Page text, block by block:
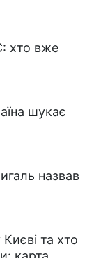
хто вже
шукає
назвав
та хто